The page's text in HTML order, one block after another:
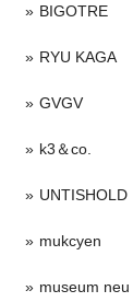
BIGOTRE
RYU KAGA
GVGV
k3＆co.
UNTISHOLD
mukcyen
museum neu